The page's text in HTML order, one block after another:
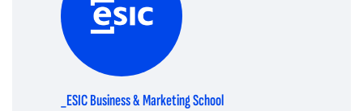
_ESIC Business & Marketing School